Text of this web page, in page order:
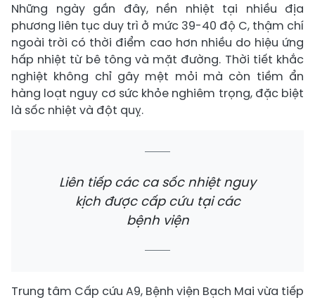
Những ngày gần đây, nền nhiệt tại nhiều địa
phương liên tục duy trì ở mức 39-40 độ C, thậm chí
ngoài trời có thời điểm cao hơn nhiều do hiệu ứng
hấp nhiệt từ bê tông và mặt đường. Thời tiết khắc
nghiệt không chỉ gây mệt mỏi mà còn tiềm ẩn
hàng loạt nguy cơ sức khỏe nghiêm trọng, đặc biệt
là sốc nhiệt và đột quỵ.
Liên tiếp các ca sốc nhiệt nguy
kịch được cấp cứu tại các
bệnh viện
Trung tâm Cấp cứu A9, Bệnh viện Bạch Mai vừa tiếp